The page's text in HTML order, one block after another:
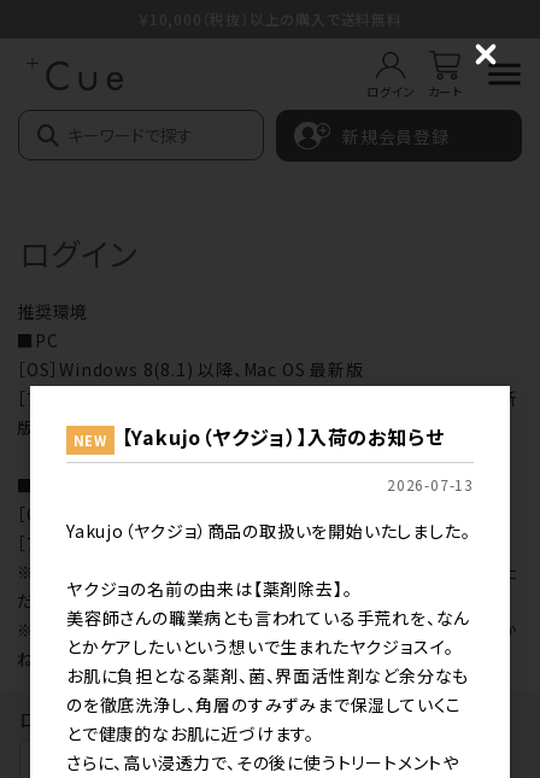
ログイン カート
新規会員登録
ログイン
推奨環境
■PC
［OS］Windows 8(8.1) 以降、Mac OS 最新版
［ブラウザ］Internet Explorer（最新版のみを推奨）、Safari 最新
版、Chrome 最新版、Microsoft Edge最新版
■スマートフォン
［OS］iOS10以上、Android5x以上（最新版を推奨）
［ブラウザ］各OS標準のブラウザ
※推奨環境以外の環境では一部で表示の崩れや、機能が利用いた
だけない場合がございます。
※サポートの切れたOSでのブラウザにつきましては、動作保証しか
ねます。
ログインID
NEW 【Yakujo（ヤクジョ）】入荷のお知らせ
2026-07-13
Yakujo（ヤクジョ）商品の取扱いを開始いたしました。
ヤクジョの名前の由来は【薬剤除去】。
美容師さんの職業病とも言われている手荒れを、なん
とかケアしたいという想いで生まれたヤクジョスイ。
お肌に負担となる薬剤、菌、界面活性剤など余分なも
のを徹底洗浄し、角層のすみずみまで保湿していくこ
とで健康的なお肌に近づけます。
さらに、高い浸透力で、その後に使うトリートメントや
C
l